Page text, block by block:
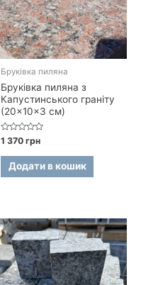
Бруківка пиляна
Бруківка пиляна з
Капустинського граніту
(20×10×3 см)
Оцінено
в
0
1 370грн
Додати в кошик